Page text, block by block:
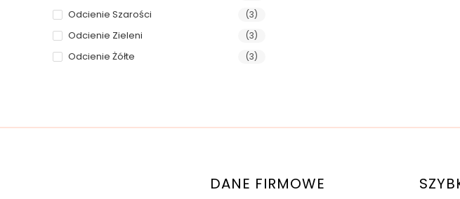
Odcienie Szarości (3)
Odcienie Zieleni (3)
Odcienie Żółte (3)
DANE FIRMOWE